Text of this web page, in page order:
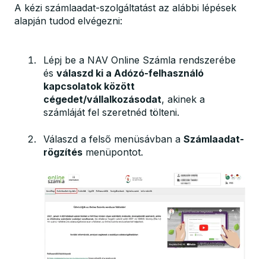
A kézi számlaadat-szolgáltatást az alábbi lépések
alapján tudod elvégezni:
Lépj be a NAV Online Számla rendszerébe
és válaszd ki a Adózó-felhasználó
kapcsolatok között
cégedet/vállalkozásodat, akinek a
számláját fel szeretnéd tölteni.
Válaszd a felső menüsávban a Számlaadat-
rögzítés menüpontot.